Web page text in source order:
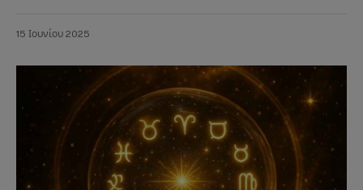
15 Ιουνίου 2025